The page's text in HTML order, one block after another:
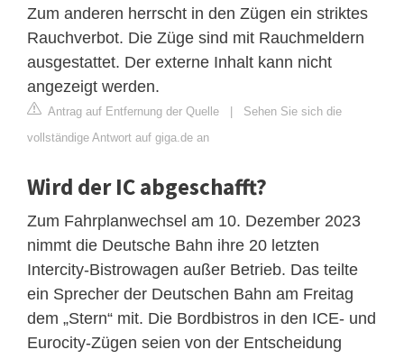
Zum anderen herrscht in den Zügen ein striktes
Rauchverbot. Die Züge sind mit Rauchmeldern
ausgestattet. Der externe Inhalt kann nicht
angezeigt werden.
Antrag auf Entfernung der Quelle | Sehen Sie sich die
vollständige Antwort auf giga.de an
Wird der IC abgeschafft?
Zum Fahrplanwechsel am 10. Dezember 2023
nimmt die Deutsche Bahn ihre 20 letzten
Intercity-Bistrowagen außer Betrieb. Das teilte
ein Sprecher der Deutschen Bahn am Freitag
dem „Stern“ mit. Die Bordbistros in den ICE- und
Eurocity-Zügen seien von der Entscheidung